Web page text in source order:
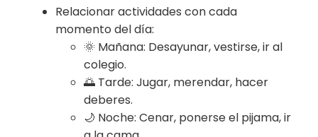
Relacionar actividades con cada
momento del día:
🌞 Mañana: Desayunar, vestirse, ir al
colegio.
🌅 Tarde: Jugar, merendar, hacer
deberes.
🌙 Noche: Cenar, ponerse el pijama, ir